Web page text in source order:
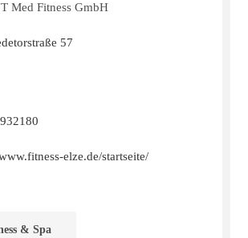
Med Fitness GmbH
57
elze.de/startseite/
& Spa